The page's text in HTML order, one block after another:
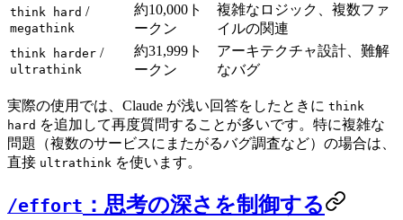
think hard /
megathink
約10,000ト
ークン
複雑なロジック、複数ファ
イルの関連
think harder /
ultrathink
約31,999ト
ークン
アーキテクチャ設計、難解
なバグ
実際の使用では、Claude が浅い回答をしたときに think
hard を追加して再度質問することが多いです。特に複雑な
問題（複数のサービスにまたがるバグ調査など）の場合は、
直接 ultrathink を使います。
/effort ：思考の深さを制御する